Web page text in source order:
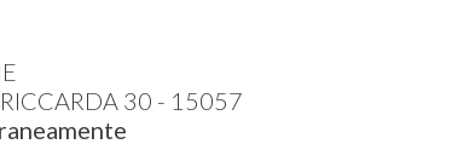
30 - 15057